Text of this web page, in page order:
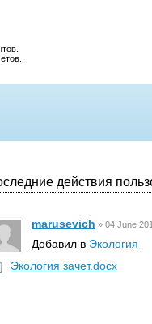
действия
marusevich » 04 June
Добавил в Экология
Экология зачет.docx